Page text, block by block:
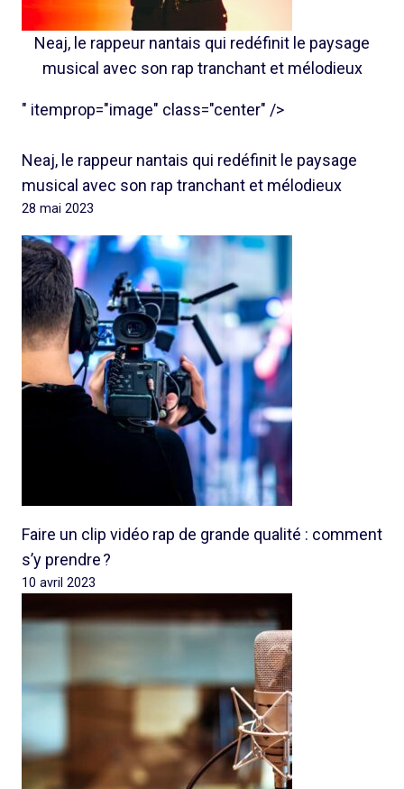
Neaj, le rappeur nantais qui redéfinit le paysage
musical avec son rap tranchant et mélodieux
" itemprop="image" class="center" />
Neaj, le rappeur nantais qui redéfinit le paysage
musical avec son rap tranchant et mélodieux
28 mai 2023
Faire un clip vidéo rap de grande qualité : comment
s’y prendre ?
10 avril 2023